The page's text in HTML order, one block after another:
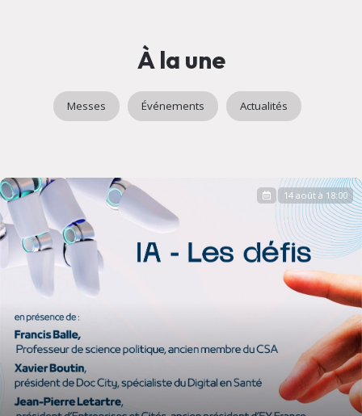
À la une
Messes Événements Actualités
14 août à 18:00